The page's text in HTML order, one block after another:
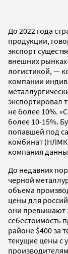
До 2022 года
продукции,
экспорт
внешних
логистикой, —
компании
экспортировал
не более 10%.
более 10-15%.
попавшей под
комбинат
компания
До недавних
черной
объема
цены для
они превышают
себестоимость
районе $400 за
текущие цены с